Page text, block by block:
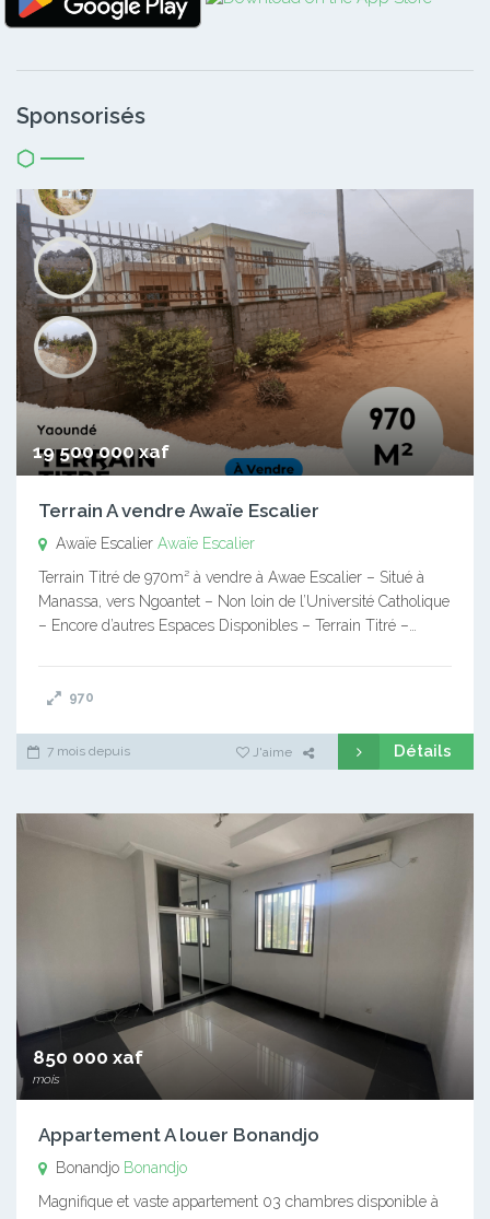
Sponsorisés
19 500 000 xaf
Terrain A vendre Awaïe Escalier
Awaïe Escalier Awaïe Escalier
Terrain Titré de 970m² à vendre à Awae Escalier – Situé à
Manassa, vers Ngoantet – Non loin de l’Université Catholique
– Encore d’autres Espaces Disponibles – Terrain Titré –…
970
7 mois depuis J'aime Détails
850 000 xaf
mois
Appartement A louer Bonandjo
Bonandjo Bonandjo
Magnifique et vaste appartement 03 chambres disponible à